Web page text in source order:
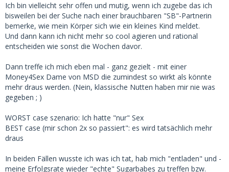
Ich bin vielleicht sehr offen und mutig, wenn ich zugebe das ich
bisweilen bei der Suche nach einer brauchbaren "SB"-Partnerin
bemerke, wie mein Körper sich wie ein kleines Kind meldet.
Und dann kann ich nicht mehr so cool agieren und rational
entscheiden wie sonst die Wochen davor.
Dann treffe ich mich eben mal - ganz gezielt - mit einer
Money4Sex Dame von MSD die zumindest so wirkt als könnte
mehr draus werden. (Nein, klassische Nutten haben mir nie was
gegeben ; )
WORST case szenario: Ich hatte "nur" Sex
BEST case (mir schon 2x so passiert": es wird tatsächlich mehr
draus
In beiden Fällen wusste ich was ich tat, hab mich "entladen" und -
meine Erfolgsrate wieder "echte" Sugarbabes zu treffen bzw.